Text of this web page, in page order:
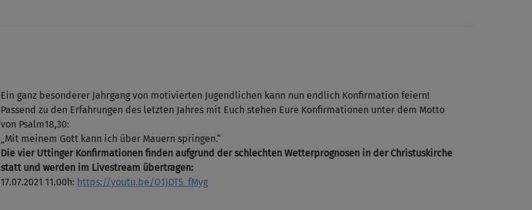
Ein ganz besonderer Jahrgang von motivierten Jugendlichen kann nun endlich Konfirmation feiern!
Passend zu den Erfahrungen des letzten Jahres mit Euch stehen Eure Konfirmationen unter dem Motto
von Psalm18,30:
„Mit meinem Gott kann ich über Mauern springen.“
Die vier Uttinger Konfirmationen finden aufgrund der schlechten Wetterprognosen in der Christuskirche
statt und werden im Livestream übertragen:
17.07.2021 11.00h: https://youtu.be/O1JDT5_fMyg